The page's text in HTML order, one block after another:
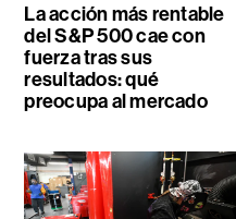
La acción más rentable
del S&P 500 cae con
fuerza tras sus
resultados: qué
preocupa al mercado